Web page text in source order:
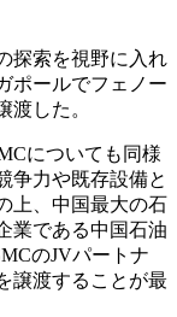
探索を視野に入れ
ポールでフェノー
渡した。
についても同様
争力や既存設備と
上、中国最大の石
業である中国石油
のJVパートナ
譲渡することが最